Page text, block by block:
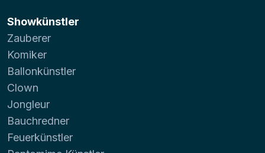
Showkünstler
Zauberer
Komiker
Ballonkünstler
Clown
Jongleur
Bauchredner
Feuerkünstler